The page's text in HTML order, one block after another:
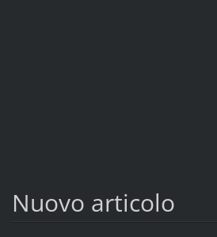
Nuovo articolo